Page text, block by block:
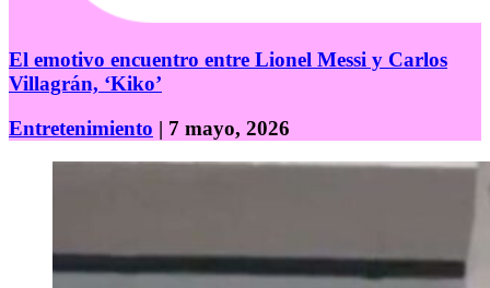
El emotivo encuentro entre Lionel Messi y Carlos
Villagrán, ‘Kiko’
Entretenimiento | 7 mayo, 2026